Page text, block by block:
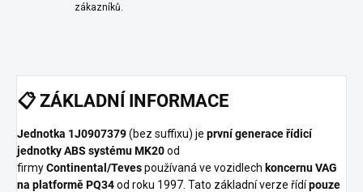
zákazníků.
📋 ZÁKLADNÍ INFORMACE
Jednotka 1J0907379(bez suffixu) je první generace řídicí
jednotky ABS systému MK20od
firmyContinental/Tevespoužívaná ve vozidlech koncernu VAG
na platformě PQ34od roku 1997. Tato základní verze řídípouze